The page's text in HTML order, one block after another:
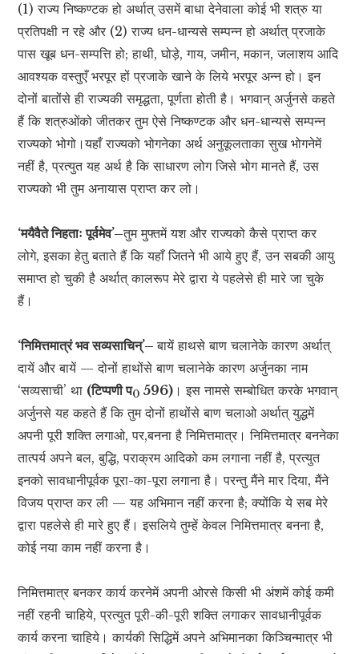
(1) राज्य निष्कण्टक हो अर्थात् उसमें बाधा देनेवाला कोई भी शत्रु या
प्रतिपक्षी न रहे और (2) राज्य धन-धान्यसे सम्पन्न हो अर्थात् प्रजाके
पास खूब धन-सम्पत्ति हो; हाथी, घोड़े, गाय, जमीन, मकान, जलाशय आदि
आवश्यक वस्तुएँ भरपूर हों प्रजाके खाने के लिये भरपूर अन्न हो। इन
दोनों बातोंसे ही राज्यकी समृद्धता, पूर्णता होती है। भगवान् अर्जुनसे कहते
हैं कि शत्रुओंको जीतकर तुम ऐसे निष्कण्टक और धन-धान्यसे सम्पन्न
राज्यको भोगो।यहाँ राज्यको भोगनेका अर्थ अनुकूलताका सुख भोगनेमें
नहीं है, प्रत्युत यह अर्थ है कि साधारण लोग जिसे भोग मानते हैं, उस
राज्यको भी तुम अनायास प्राप्त कर लो।
‘मयैवैते निहताः पूर्वमेव’–तुम मुफ्तमें यश और राज्यको कैसे प्राप्त कर
लोगे, इसका हेतु बताते हैं कि यहाँ जितने भी आये हुए हैं, उन सबकी आयु
समाप्त हो चुकी है अर्थात् कालरूप मेरे द्वारा ये पहलेसे ही मारे जा चुके
हैं।
‘निमित्तमात्रं भव सव्यसाचिन्’–बायें हाथसे बाण चलानेके कारण अर्थात्
दायें और बायें — दोनों हाथोंसे बाण चलानेके कारण अर्जुनका नाम
‘सव्यसाची’ था (टिप्पणी प0 596) । इस नामसे सम्बोधित करके भगवान्
अर्जुनसे यह कहते हैं कि तुम दोनों हाथोंसे बाण चलाओ अर्थात् युद्धमें
अपनी पूरी शक्ति लगाओ, पर,बनना है निमित्तमात्र। निमित्तमात्र बननेका
तात्पर्य अपने बल, बुद्धि, पराक्रम आदिको कम लगाना नहीं है, प्रत्युत
इनको सावधानीपूर्वक पूरा-का-पूरा लगाना है। परन्तु मैंने मार दिया, मैंने
विजय प्राप्त कर ली — यह अभिमान नहीं करना है; क्योंकि ये सब मेरे
द्वारा पहलेसे ही मारे हुए हैं। इसलिये तुम्हें केवल निमित्तमात्र बनना है,
कोई नया काम नहीं करना है।
निमित्तमात्र बनकर कार्य करनेमें अपनी ओरसे किसी भी अंशमें कोई कमी
नहीं रहनी चाहिये, प्रत्युत पूरी-की-पूरी शक्ति लगाकर सावधानीपूर्वक
कार्य करना चाहिये। कार्यकी सिद्धिमें अपने अभिमानका किञ्चिन्मात्र भी